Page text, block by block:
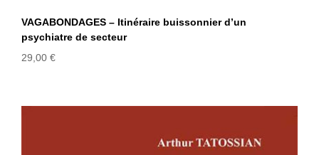
VAGABONDAGES – Itinéraire buissonnier d’un
psychiatre de secteur
29,00 €